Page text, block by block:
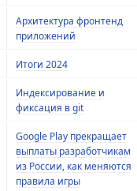
Архитектура фронтенд
приложений
Итоги 2024
Индексирование и
фиксация в git
Google Play прекращает
выплаты разработчикам
из России, как меняются
правила игры